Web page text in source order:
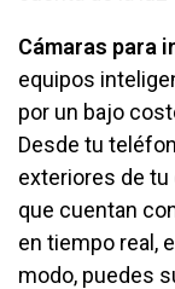
Cámaras para
equipos
por un bajo
Desde tu
exteriores de tu
que cuentan
en tiempo real,
modo, puedes